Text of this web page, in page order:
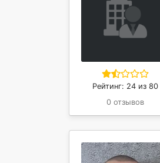
Рейтинг: 24 из 80
0 отзывов